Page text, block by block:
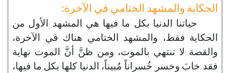
الحكاية والمشهد الختامي في الآخرة:
حياتنا الدنيا بكل ما فيها هي المشهد الأول من
الحكاية فقط، والمشهد الختامي هناك في الآخرة،
والقصة لا تنتهي بالموت، ومن ظنَّ أنَّ الموت نهاية
فقد خابَ وخسر خُسراناً مُبيناً، الدنيا كلها بكل ما فيها،